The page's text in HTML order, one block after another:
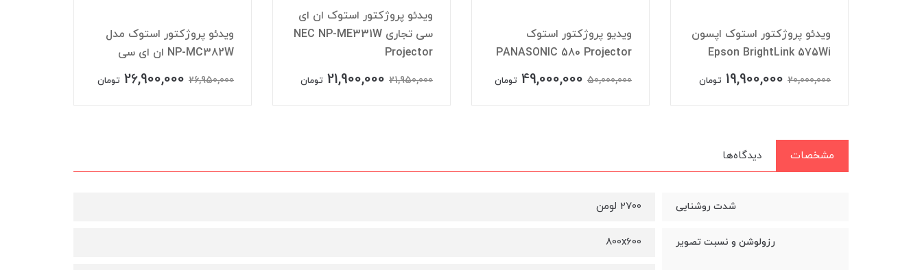
ویدئو پروژکتور استوک اپسون
Epson BrightLink 575Wi
20,000,000
19,900,000 تومان
ویدیو پروژکتور استوک
PANASONIC 580 Projector
50,000,000
49,000,000 تومان
ویدئو پروژکتور استوک ان ای
سی تجاری NEC NP-ME331W
Projector
21,950,000
21,900,000 تومان
ویدئو پروژکتور استوک مدل
NP-MC382W ان ای سی
26,950,000
26,900,000 تومان
مشخصات دیدگاه‌ها
شدت روشنایی 2700 لومن
رزولوشن و نسبت تصویر 800x600